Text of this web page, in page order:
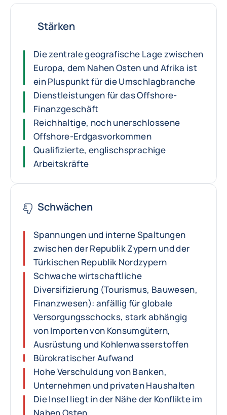
Stärken
Die zentrale geografische Lage zwischen
Europa, dem Nahen Osten und Afrika ist
ein Pluspunkt für die Umschlagbranche
Dienstleistungen für das Offshore-
Finanzgeschäft
Reichhaltige, noch unerschlossene
Offshore-Erdgasvorkommen
Qualifizierte, englischsprachige
Arbeitskräfte
Schwächen
Spannungen und interne Spaltungen
zwischen der Republik Zypern und der
Türkischen Republik Nordzypern
Schwache wirtschaftliche
Diversifizierung (Tourismus, Bauwesen,
Finanzwesen): anfällig für globale
Versorgungsschocks, stark abhängig
von Importen von Konsumgütern,
Ausrüstung und Kohlenwasserstoffen
Bürokratischer Aufwand
Hohe Verschuldung von Banken,
Unternehmen und privaten Haushalten
Die Insel liegt in der Nähe der Konflikte im